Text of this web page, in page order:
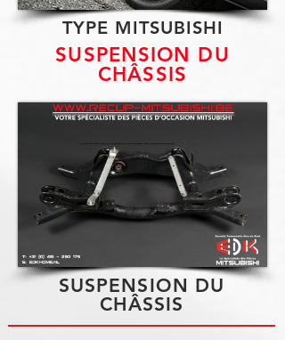
TYPE MITSUBISHI
SUSPENSION DU
CHÂSSIS
SUSPENSION DU
CHÂSSIS